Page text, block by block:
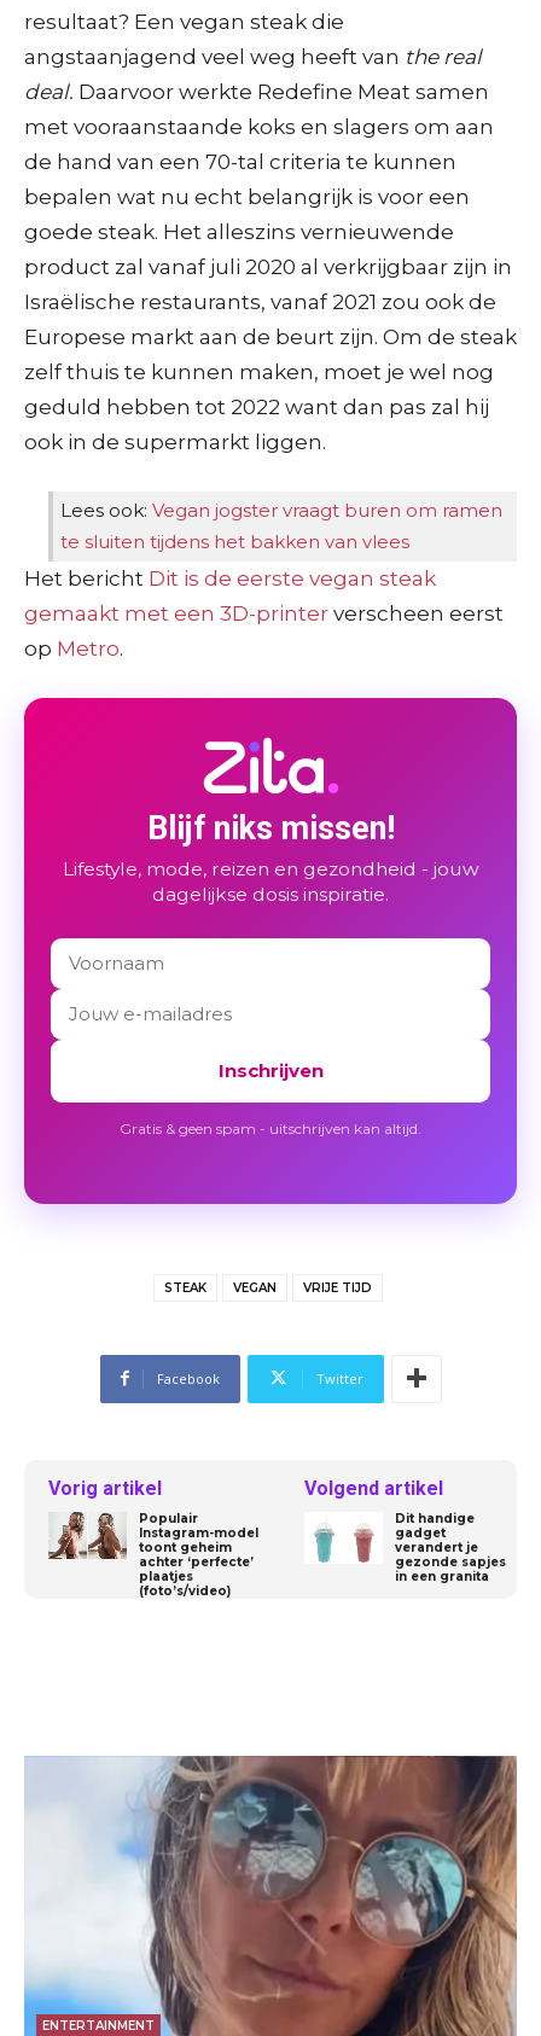
resultaat? Een vegan steak die
angstaanjagend veel weg heeft van the real
deal. Daarvoor werkte Redefine Meat samen
met vooraanstaande koks en slagers om aan
de hand van een 70-tal criteria te kunnen
bepalen wat nu echt belangrijk is voor een
goede steak. Het alleszins vernieuwende
product zal vanaf juli 2020 al verkrijgbaar zijn in
Israëlische restaurants, vanaf 2021 zou ook de
Europese markt aan de beurt zijn. Om de steak
zelf thuis te kunnen maken, moet je wel nog
geduld hebben tot 2022 want dan pas zal hij
ook in de supermarkt liggen.
Lees ook: Vegan jogster vraagt buren om ramen
te sluiten tijdens het bakken van vlees
Het bericht Dit is de eerste vegan steak
gemaakt met een 3D-printer verscheen eerst
op Metro.
Blijf niks missen!
Lifestyle, mode, reizen en gezondheid - jouw
dagelijkse dosis inspiratie.
Inschrijven
Gratis & geen spam - uitschrijven kan altijd.
STEAK VEGAN VRIJE TIJD
Facebook Twitter
Vorig artikel
Populair
Instagram-model
toont geheim
achter ‘perfecte’
plaatjes
(foto’s/video)
Volgend artikel
Dit handige
gadget
verandert je
gezonde sapjes
in een granita
ENTERTAINMENT